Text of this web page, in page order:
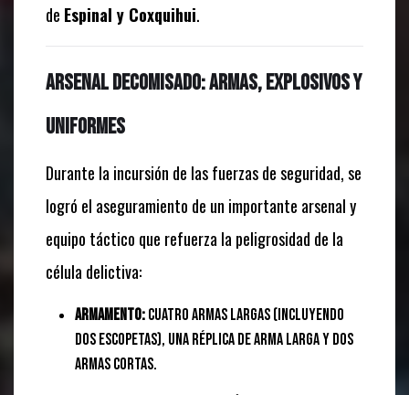
de Espinal y Coxquihui.
Arsenal decomisado: Armas, explosivos y
uniformes
Durante la incursión de las fuerzas de seguridad, se
logró el aseguramiento de un importante arsenal y
equipo táctico que refuerza la peligrosidad de la
célula delictiva:
Armamento:Cuatro armas largas (incluyendo
dos escopetas), una réplica de arma larga y dos
armas cortas.